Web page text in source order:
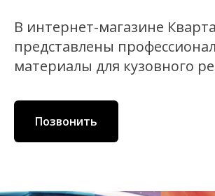
В интернет-магазине
представлены
материалы для кузовного
Позвонить